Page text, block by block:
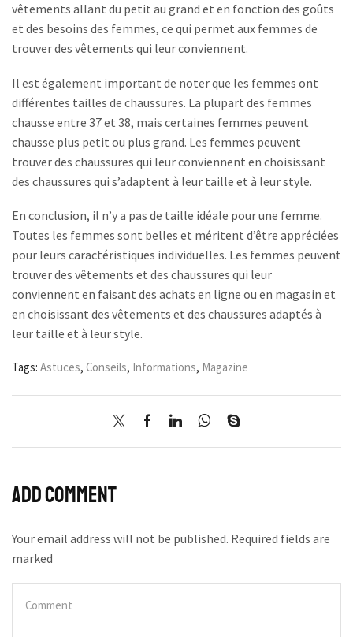
vêtements allant du petit au grand et en fonction des goûts
et des besoins des femmes, ce qui permet aux femmes de
trouver des vêtements qui leur conviennent.
Il est également important de noter que les femmes ont
différentes tailles de chaussures. La plupart des femmes
chausse entre 37 et 38, mais certaines femmes peuvent
chausse plus petit ou plus grand. Les femmes peuvent
trouver des chaussures qui leur conviennent en choisissant
des chaussures qui s’adaptent à leur taille et à leur style.
En conclusion, il n’y a pas de taille idéale pour une femme.
Toutes les femmes sont belles et méritent d’être appréciées
pour leurs caractéristiques individuelles. Les femmes peuvent
trouver des vêtements et des chaussures qui leur
conviennent en faisant des achats en ligne ou en magasin et
en choisissant des vêtements et des chaussures adaptés à
leur taille et à leur style.
Tags: Astuces, Conseils, Informations, Magazine
Add comment
Your email address will not be published. Required fields are
marked